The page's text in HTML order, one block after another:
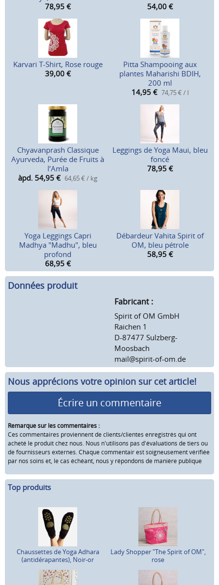
78,95 €
54,00 €
Karvari T-Shirt, Rose rouge
39,00 €
Pitta Shampooing aux
plantes Maharishi BDIH,
200 ml
14,95 € 74,75 € / l
Chyavanprash Classique
Ayurveda, Purée de Fruits à
l’Amla
àpd. 54,95 € 64,65 € / kg
Leggings de Yoga Maui, bleu
foncé
78,95 €
Yoga Leggings Capri
Madhya "Madhu", bleu
profond
68,95 €
Débardeur Vahita Spirit of
OM, bleu pétrole
58,95 €
Données produit
Fabricant :
Spirit of OM GmbH
Raichen 1
D-87477 Sulzberg-
Moosbach
mail@spirit-of-om.de
Nous apprécions votre opinion sur cet article!
Écrire un commentaire
Remarque sur les commentaires :
Ces commentaires proviennent de clients/clientes enregistrés qui ont
acheté le produit chez nous. Nous n'utilisons pas d'évaluations de tiers ou
de fournisseurs externes. Chaque commentair est soigneusement vérifiée
par nos soins et, le cas échéant, nous y répondons de manière publique
Top produits
Chaussettes de Yoga Adhara
(antidérapantes), Noir-or
Lady Shopper "The Spirit of OM",
rose